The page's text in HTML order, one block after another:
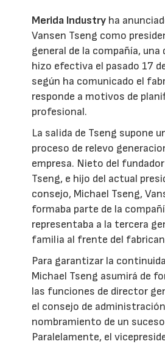
Merida Industry ha
Vansen Tseng como
general de la compañía, una
hizo efectiva el pasado 17
según ha comunicado el
responde a motivos de
profesional.
La salida de Tseng supone
proceso de relevo
empresa. Nieto del fundador
Tseng, e hijo del actual
consejo, Michael Tseng,
formaba parte de la
representaba a la tercera
familia al frente del
Para garantizar la
Michael Tseng asumirá de
las funciones de director
el consejo de
nombramiento de un
Paralelamente, el